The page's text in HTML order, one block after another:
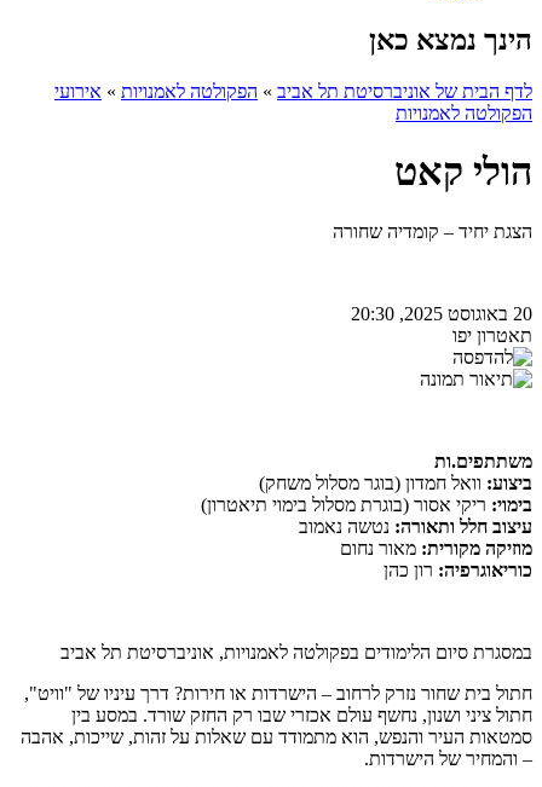
הינך נמצא כאן
לדף הבית של אוניברסיטת תל אביב » הפקולטה לאמנויות » אירועי
הפקולטה לאמנויות
הולי קאט
הצגת יחיד – קומדיה שחורה
20 באוגוסט 2025, 20:30
תאטרון יפו
משתתפים.ות
ביצוע: וואל חמדון (בוגר מסלול משחק)
בימוי: ריקי אסור (בוגרת מסלול בימוי תיאטרון)
עיצוב חלל ותאורה: נטשה נאמוב
מוזיקה מקורית: מאור נחום
כוריאוגרפיה: רון כהן
במסגרת סיום הלימודים בפקולטה לאמנויות, אוניברסיטת תל אביב
חתול בית שחור נזרק לרחוב – הישרדות או חירות? דרך עיניו של "וויט",
חתול ציני ושנון, נחשף עולם אכזרי שבו רק החזק שורד. במסע בין
סמטאות העיר והנפש, הוא מתמודד עם שאלות על זהות, שייכות, אהבה
– והמחיר של הישרדות.